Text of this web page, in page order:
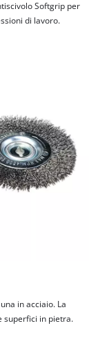
Softgrip per
di lavoro.
in acciaio. La
superfici in pietra.